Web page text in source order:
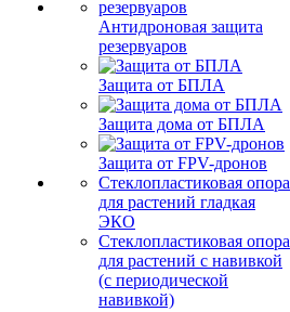
Антидроновая защита
резервуаров
Защита от БПЛА
Защита дома от БПЛА
Защита от FPV-дронов
Стеклопластиковая опора
для растений гладкая
ЭКО
Стеклопластиковая опора
для растений с навивкой
(с периодической
навивкой)